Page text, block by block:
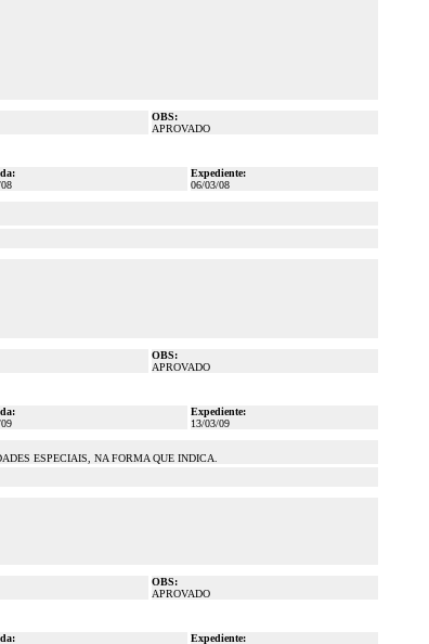
OBS:
APROVADO
Expediente:
06/03/08
OBS:
APROVADO
Expediente:
13/03/09
ESPECIAIS, NA FORMA QUE INDICA.
OBS:
APROVADO
Expediente: